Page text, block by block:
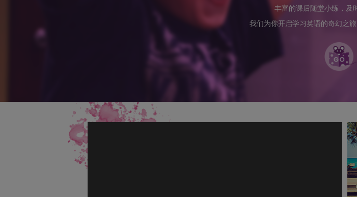
丰富的课后随堂小练，及
我们为你开启学习英语的奇幻之